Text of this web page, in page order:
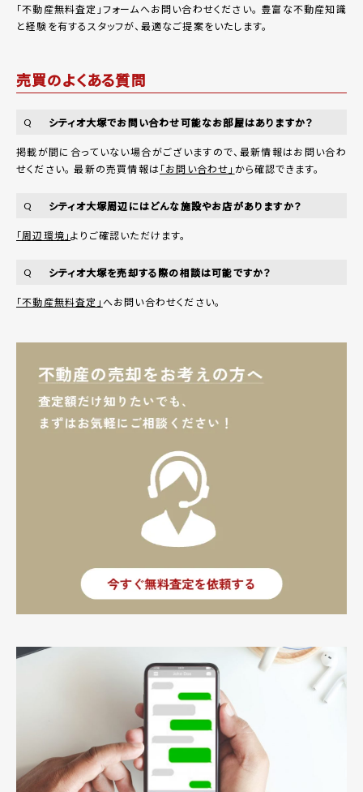
「不動産無料査定 」フォームへお問い合わせください。 豊富な不動産知識
と経験を有するスタッフが、最適なご提案をいたします。
売買のよくある質問
Q シティオ大塚でお問い合わせ可能なお部屋はありますか？
掲載が間に合っていない場合がございますので、最新情報はお問い合わ
せください。 最新の売買情報は「お問い合わせ」 から確認できます。
Q シティオ大塚周辺にはどんな施設やお店がありますか？
「周辺環境」よりご確認いただけます。
Q シティオ大塚を売却する際の相談は可能ですか？
「不動産無料査定」へお問い合わせください。